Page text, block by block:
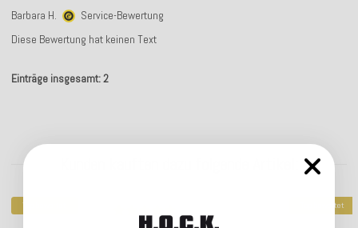
Barbara H.
Service-Bewertung
Diese Bewertung hat keinen Text
Einträge insgesamt: 2
Top bewertet Top bewertet